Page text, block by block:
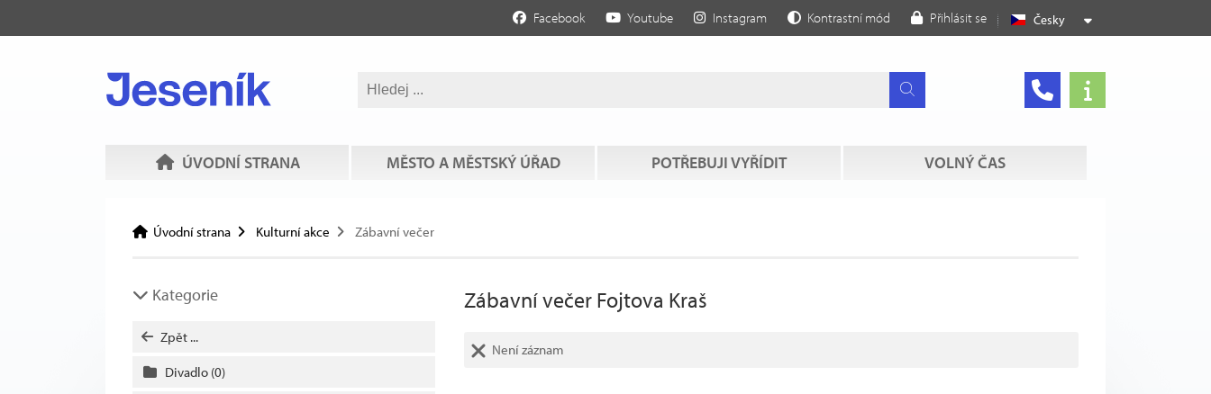
Česky
Facebook Youtube Instagram Kontrastní mód Přihlásit se
ÚVODNÍ STRANA MĚSTO A MĚSTSKÝ ÚŘAD POTŘEBUJI VYŘÍDIT VOLNÝ ČAS
Úvodní strana Kulturní akce Zábavní večer
Kategorie
Zpět ...
Divadlo (0)
Zábavní večer Fojtova Kraš
Není záznam